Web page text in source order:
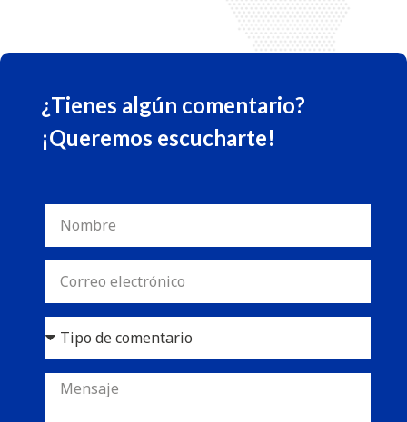
¿Tienes algún comentario?
¡Queremos escucharte!